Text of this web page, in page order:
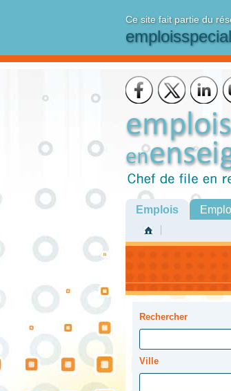
Ce site fait partie du
Emplois
Rechercher
Ville